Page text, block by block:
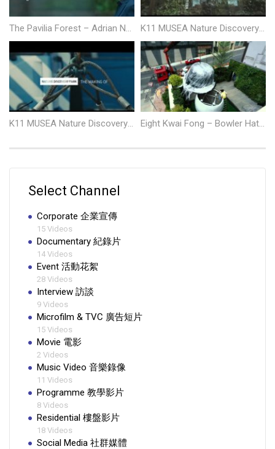
The Pavilia Forest – Adrian Norman K11 MUSEA Nature Discovery Tour
K11 MUSEA Nature Discovery Park Eight Kwai Fong – Bowler Hat Installation
Select Channel
Corporate 企業宣傳
15 Videos
Documentary 紀錄片
14 Videos
Event 活動花絮
28 Videos
Interview 訪談
9 Videos
Microfilm & TVC 廣告短片
15 Videos
Movie 電影
2 Videos
Music Video 音樂錄像
11 Videos
Programme 教學影片
8 Videos
Residential 樓盤影片
18 Videos
Social Media 社群媒體